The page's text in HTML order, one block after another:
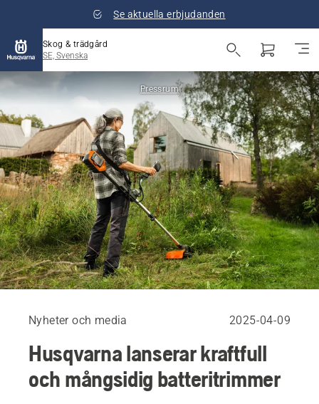
Se aktuella erbjudanden
Skog & trädgård
SE, Svenska
Pressrum
Nyheter och media 2025-04-09
Husqvarna lanserar kraftfull
och mångsidig batteritrimmer